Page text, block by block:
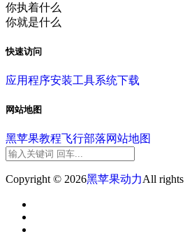
你执着什么
你就是什么
快速访问
应用程序安装工具系统下载
网站地图
黑苹果教程飞行部落网站地图
Copyright © 2026黑苹果动力All rights